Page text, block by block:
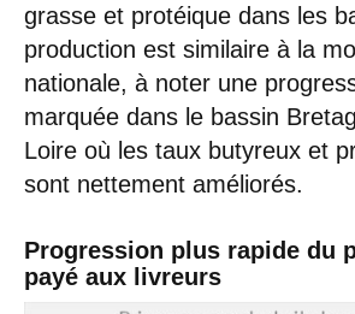
grasse et protéique dans les
production est similaire à la
nationale, à noter une
marquée dans le bassin
Loire où les taux butyreux et
sont nettement améliorés.
Progression plus rapide du
payé aux livreurs